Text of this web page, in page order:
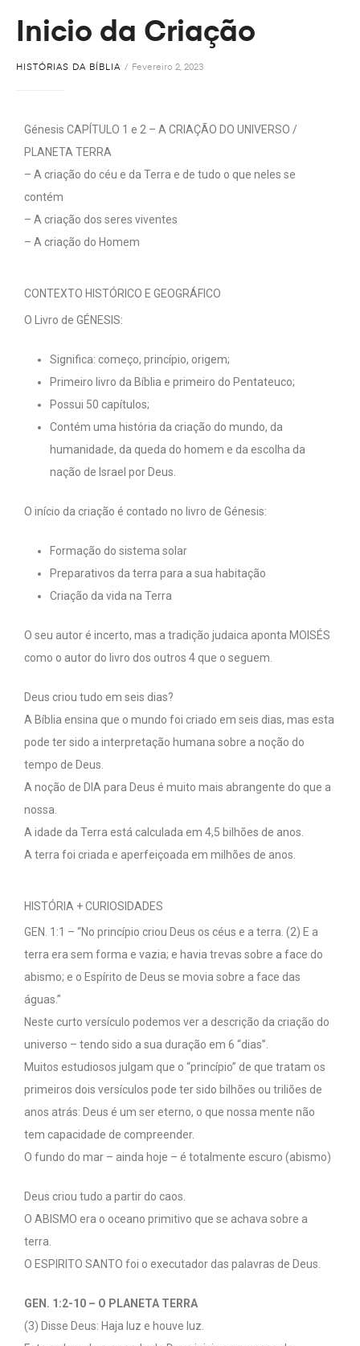
Inicio da Criação
HISTÓRIAS DA BÍBLIA Fevereiro 2, 2023
Génesis CAPÍTULO 1 e 2 – A CRIAÇÃO DO UNIVERSO /
PLANETA TERRA
– A criação do céu e da Terra e de tudo o que neles se
contém
– A criação dos seres viventes
– A criação do Homem
CONTEXTO HISTÓRICO E GEOGRÁFICO
O Livro de GÉNESIS:
Significa: começo, princípio, origem;
Primeiro livro da Bíblia e primeiro do Pentateuco;
Possui 50 capítulos;
Contém uma história da criação do mundo, da
humanidade, da queda do homem e da escolha da
nação de Israel por Deus.
O início da criação é contado no livro de Génesis:
Formação do sistema solar
Preparativos da terra para a sua habitação
Criação da vida na Terra
O seu autor é incerto, mas a tradição judaica aponta MOISÉS
como o autor do livro dos outros 4 que o seguem.
Deus criou tudo em seis dias?
A Bíblia ensina que o mundo foi criado em seis dias, mas esta
pode ter sido a interpretação humana sobre a noção do
tempo de Deus.
A noção de DIA para Deus é muito mais abrangente do que a
nossa.
A idade da Terra está calculada em 4,5 bilhões de anos.
A terra foi criada e aperfeiçoada em milhões de anos.
HISTÓRIA + CURIOSIDADES
GEN. 1:1 – “No princípio criou Deus os céus e a terra. (2) E a
terra era sem forma e vazia; e havia trevas sobre a face do
abismo; e o Espírito de Deus se movia sobre a face das
águas.”
Neste curto versículo podemos ver a descrição da criação do
universo – tendo sido a sua duração em 6 “dias”.
Muitos estudiosos julgam que o “princípio” de que tratam os
primeiros dois versículos pode ter sido bilhões ou triliões de
anos atrás: Deus é um ser eterno, o que nossa mente não
tem capacidade de compreender.
O fundo do mar – ainda hoje – é totalmente escuro (abismo)
Deus criou tudo a partir do caos.
O ABISMO era o oceano primitivo que se achava sobre a
terra.
O ESPIRITO SANTO foi o executador das palavras de Deus.
GEN. 1:2-10 – O PLANETA TERRA
(3) Disse Deus: Haja luz e houve luz.